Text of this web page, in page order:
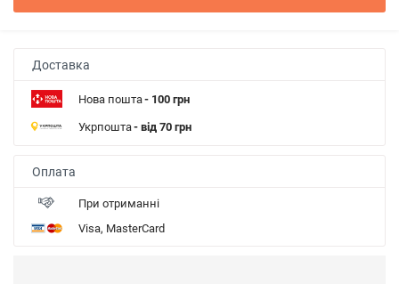
Доставка
Нова пошта- 100 грн
Укрпошта- від 70 грн
Оплата
При отриманні
Visa, MasterCard